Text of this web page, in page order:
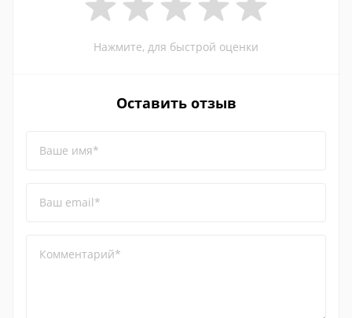
Нажмите, для быстрой оценки
Оставить отзыв
Ваше имя*
Ваш email*
Комментарий*